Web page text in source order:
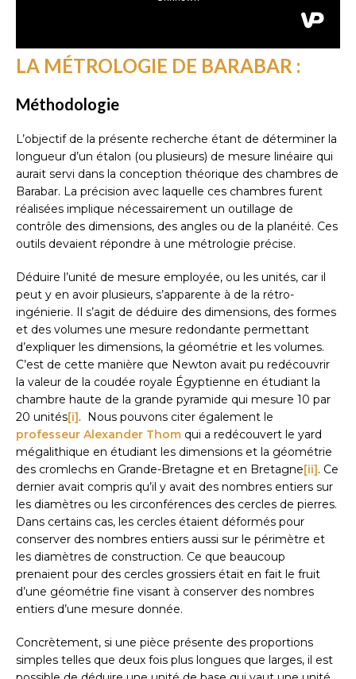
LA MÉTROLOGIE DE BARABAR :
Méthodologie
L’objectif de la présente recherche étant de déterminer la
longueur d’un étalon (ou plusieurs) de mesure linéaire qui
aurait servi dans la conception théorique des chambres de
Barabar. La précision avec laquelle ces chambres furent
réalisées implique nécessairement un outillage de
contrôle des dimensions, des angles ou de la planéité. Ces
outils devaient répondre à une métrologie précise.
Déduire l’unité de mesure employée, ou les unités, car il
peut y en avoir plusieurs, s’apparente à de la rétro-
ingénierie. Il s’agit de déduire des dimensions, des formes
et des volumes une mesure redondante permettant
d’expliquer les dimensions, la géométrie et les volumes.
C’est de cette manière que Newton avait pu redécouvrir
la valeur de la coudée royale Égyptienne en étudiant la
chambre haute de la grande pyramide qui mesure 10 par
20 unités[i]. Nous pouvons citer également le
professeur Alexander Thom qui a redécouvert le yard
mégalithique en étudiant les dimensions et la géométrie
des cromlechs en Grande-Bretagne et en Bretagne[ii]. Ce
dernier avait compris qu’il y avait des nombres entiers sur
les diamètres ou les circonférences des cercles de pierres.
Dans certains cas, les cercles étaient déformés pour
conserver des nombres entiers aussi sur le périmètre et
les diamètres de construction. Ce que beaucoup
prenaient pour des cercles grossiers était en fait le fruit
d’une géométrie fine visant à conserver des nombres
entiers d’une mesure donnée.
Concrètement, si une pièce présente des proportions
simples telles que deux fois plus longues que larges, il est